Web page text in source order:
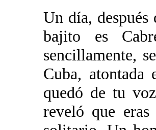
Un día,
bajito es
sencillamente,
Cuba, atontada
quedó de tu
reveló que